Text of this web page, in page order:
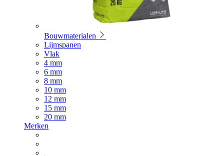
Bouwmaterialen
Lijmspanen
Vlak
4 mm
6 mm
8 mm
10 mm
12 mm
15 mm
20 mm
Merken